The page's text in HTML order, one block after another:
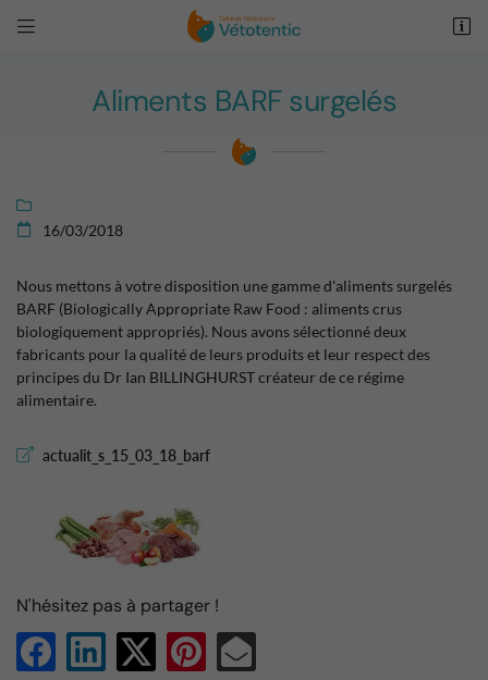
 
02 43 21 62 93
 Adresse email de réception
 Recopier le code ci-contre
l'adresse email indiqué ci-dessus. Vous pouvez vous désinscrire à tout moment en
utilisantle formulaire de désinscription
Inscription
Aliments BARF surgelés


16/03/2018
Nous mettons à votre disposition une gamme d'aliments surgelés
BARF (Biologically Appropriate Raw Food : aliments crus
biologiquement appropriés). Nous avons sélectionné deux
fabricants pour la qualité de leurs produits et leur respect des
principes du Dr Ian BILLINGHURST créateur de ce régime
alimentaire.
actualit_s_15_03_18_barf
N'hésitez pas à partager !